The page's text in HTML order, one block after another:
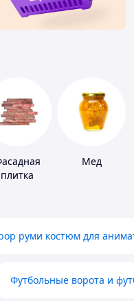
плитка
Мед
руми костюм для
Футбольные ворота и